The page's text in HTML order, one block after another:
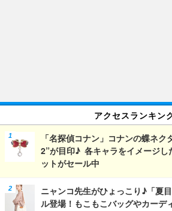
アクセスランキン
「名探偵コナン」コナンの蝶ネク
2”が目印♪ 各キャラをイメージし
ットがセール中
ニャンコ先生がひょっこり♪「夏
ル登場！もこもこバッグやカーデ